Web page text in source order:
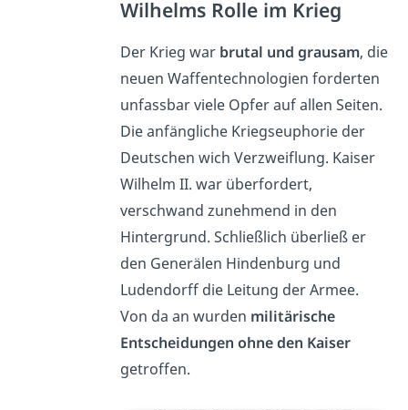
Wilhelms Rolle im Krieg
Der Krieg war brutal und grausam, die
neuen Waffentechnologien forderten
unfassbar viele Opfer auf allen Seiten.
Die anfängliche Kriegseuphorie der
Deutschen wich Verzweiflung. Kaiser
Wilhelm II. war überfordert,
verschwand zunehmend in den
Hintergrund. Schließlich überließ er
den Generälen Hindenburg und
Ludendorff die Leitung der Armee.
Von da an wurden militärische
Entscheidungen ohne den Kaiser
getroffen.